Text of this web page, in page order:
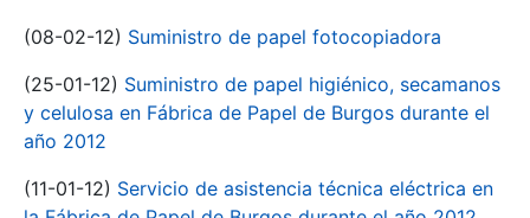
(08-02-12) Suministro de papel fotocopiadora
(25-01-12) Suministro de papel higiénico, secamanos
y celulosa en Fábrica de Papel de Burgos durante el
año 2012
(11-01-12) Servicio de asistencia técnica eléctrica en